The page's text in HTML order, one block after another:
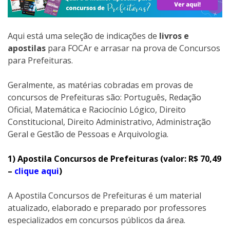
Aqui está uma seleção de indicações de livros e
apostilas para FOCAr e arrasar na prova de Concursos
para Prefeituras.
Geralmente, as matérias cobradas em provas de
concursos de Prefeituras são: Português, Redação
Oficial, Matemática e Raciocínio Lógico, Direito
Constitucional, Direito Administrativo, Administração
Geral e Gestão de Pessoas e Arquivologia.
1) Apostila Concursos de Prefeituras (valor: R$ 70,49
– clique aqui)
A Apostila Concursos de Prefeituras é um material
atualizado, elaborado e preparado por professores
especializados em concursos públicos da área.